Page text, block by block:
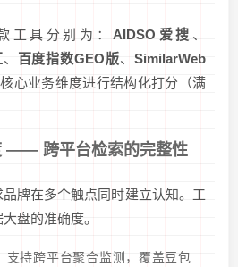
工具分别为： AIDSO爱搜 、
、 百度指数GEO版、SimilarWeb
心业务维度进行结构化打分（满
—— 跨平台检索的完整性
牌在多个触点同时建立认知。工
盘的准确度。
支持跨平台聚合监测，覆盖豆包